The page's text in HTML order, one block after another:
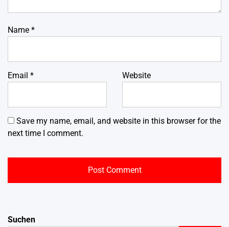
Name *
Email * Website
Save my name, email, and website in this browser for the
next time I comment.
Suchen